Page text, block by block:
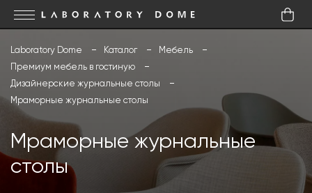
Laboratory Dome Каталог
Мебель
Премиум мебель в гостиную
Дизайнерские журнальные столы
Мраморные журнальные столы
Мраморные журнальные
столы